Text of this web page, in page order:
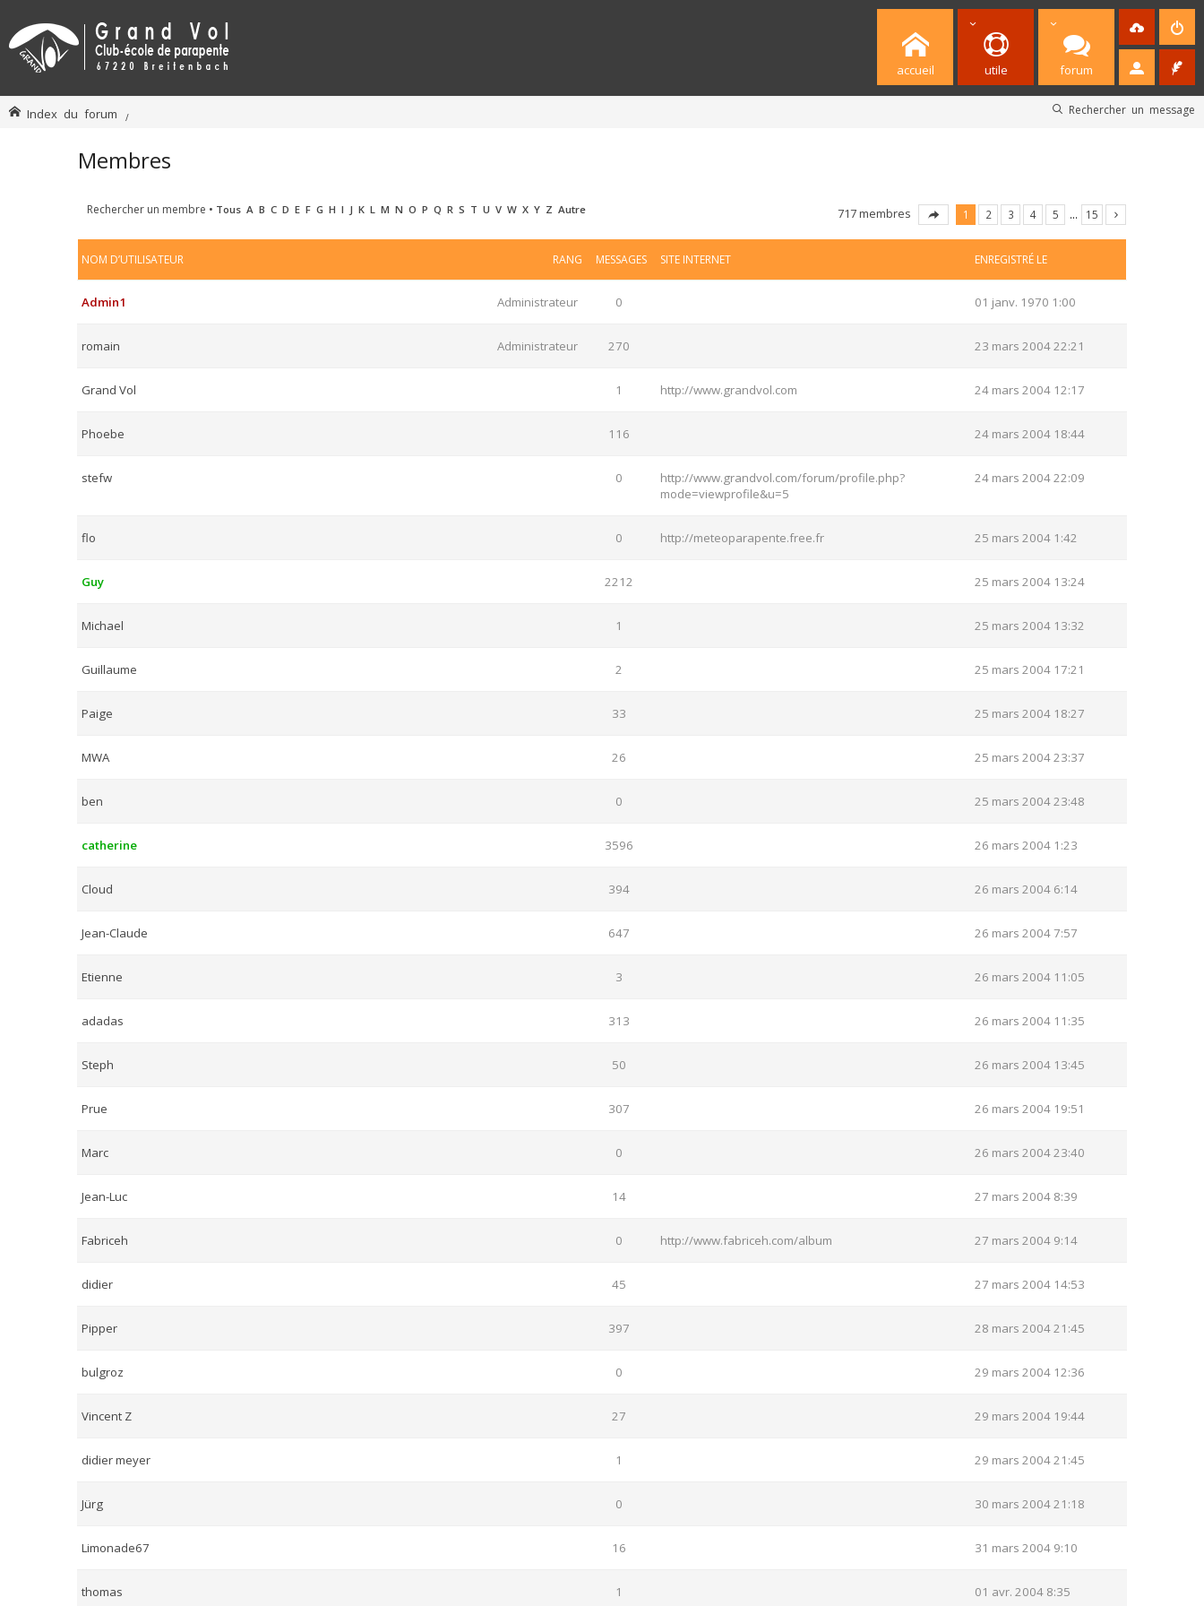
accueil utile forum
Rechercher un message
Index du forum
Membres
Rechercher un membre • Tous A B C D E F G H I J K L M N O P Q R S T U V W X Y Z Autre 717 membres 1 2 3 4 5 … 15
RANG
NOM D’UTILISATEUR MESSAGES SITE INTERNET ENREGISTRÉ LE
Administrateur
Admin1 0 01 janv. 1970 1:00
Administrateur
romain 270 23 mars 2004 22:21
Grand Vol 1 http://www.grandvol.com 24 mars 2004 12:17
Phoebe 116 24 mars 2004 18:44
stefw 0
http://www.grandvol.com/forum/profile.php?
mode=viewprofile&u=5
24 mars 2004 22:09
flo 0 http://meteoparapente.free.fr 25 mars 2004 1:42
Guy 2212 25 mars 2004 13:24
Michael 1 25 mars 2004 13:32
Guillaume 2 25 mars 2004 17:21
Paige 33 25 mars 2004 18:27
MWA 26 25 mars 2004 23:37
ben 0 25 mars 2004 23:48
catherine 3596 26 mars 2004 1:23
Cloud 394 26 mars 2004 6:14
Jean-Claude 647 26 mars 2004 7:57
Etienne 3 26 mars 2004 11:05
adadas 313 26 mars 2004 11:35
Steph 50 26 mars 2004 13:45
Prue 307 26 mars 2004 19:51
Marc 0 26 mars 2004 23:40
Jean-Luc 14 27 mars 2004 8:39
Fabriceh 0 http://www.fabriceh.com/album 27 mars 2004 9:14
didier 45 27 mars 2004 14:53
Pipper 397 28 mars 2004 21:45
bulgroz 0 29 mars 2004 12:36
Vincent Z 27 29 mars 2004 19:44
didier meyer 1 29 mars 2004 21:45
Jürg 0 30 mars 2004 21:18
Limonade67 16 31 mars 2004 9:10
thomas 1 01 avr. 2004 8:35